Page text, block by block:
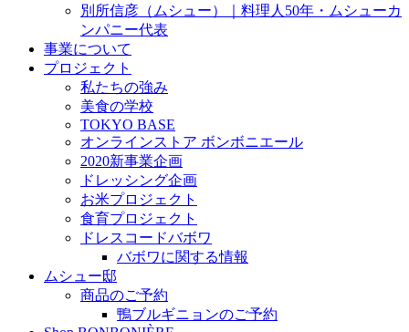
別所信彦（ムシュー）｜料理人50年・ムシューカ
ンパニー代表
事業について
プロジェクト
私たちの強み
美食の学校
TOKYO BASE
オンラインストア ボンボニエール
2020新事業企画
ドレッシング企画
お米プロジェクト
食育プロジェクト
ドレスコードバボワ
バボワに関する情報
ムシュー邸
商品のご予約
鴨ブルギニョンのご予約